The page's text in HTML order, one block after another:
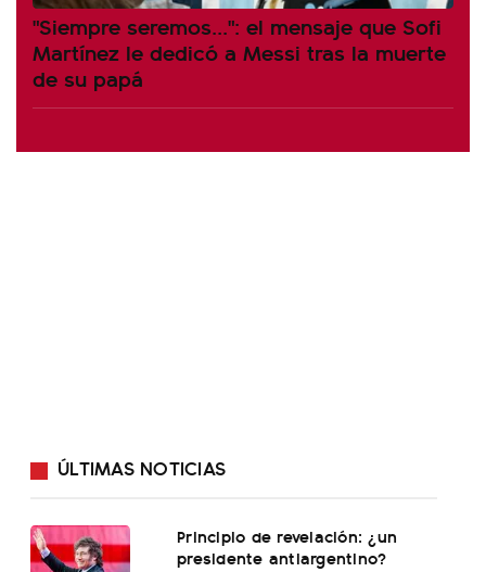
"Siempre seremos...": el mensaje que Sofi
Martínez le dedicó a Messi tras la muerte
de su papá
ÚLTIMAS NOTICIAS
Principio de revelación: ¿un
presidente antiargentino?